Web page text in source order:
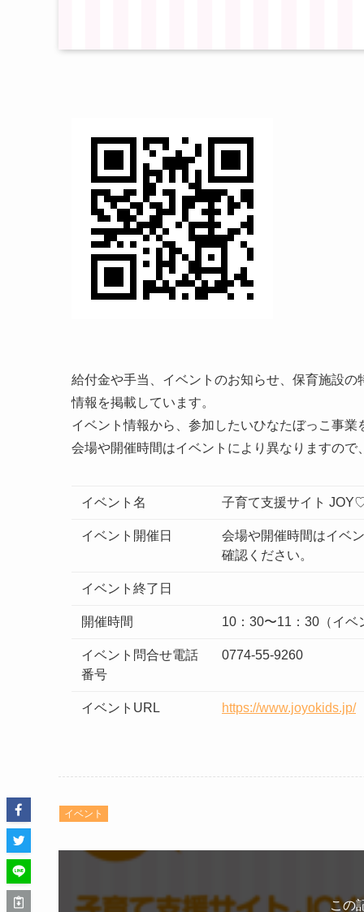
給付金や手当、イベントのお知らせ、保育施設
情報を掲載しています。
イベント情報から、参加したいひなたぼっこ事業
会場や開催時間はイベントにより異なりますの
イベント名 子育て支援サイト
イベント開催日
会場や開催時間はイベ
確認ください。
イベント終了日
開催時間 10：30〜11：30（イベ
イベント問合せ電話
番号
0774-55-9260
イベントURL https://www.joyokids.jp/
イベント
この